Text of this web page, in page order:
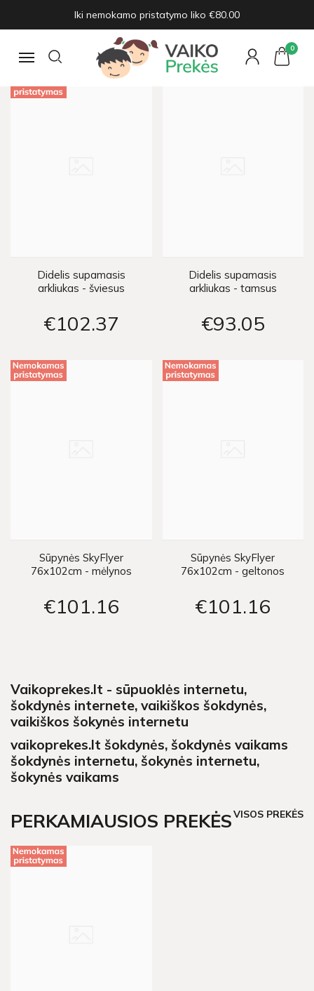
Iki nemokamo pristatymo liko €80.00
Navigacija
0
SUPYNĖS, ŠOKDYNĖS
Pagrindinis Žaislai ir prekės vaikams Supynės, šokdynės
Didelis supamasis
arkliukas - šviesus
€102 37
Didelis supamasis
arkliukas - tamsus
€93 05
Sūpynės SkyFlyer
76x102cm - mėlynos
€101 16
Sūpynės SkyFlyer
76x102cm - geltonos
€101 16
Vaikoprekes.lt - sūpuoklės internetu,
šokdynės internete, vaikiškos šokdynės,
vaikiškos šokynės internetu
vaikoprekes.lt šokdynės, šokdynės vaikams
šokdynės internetu, šokynės internetu,
šokynės vaikams
PERKAMIAUSIOS PREKĖSVISOS PREKĖS